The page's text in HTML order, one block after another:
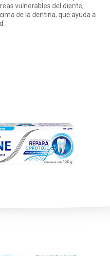
vulnerables del diente,
de la dentina, que ayuda a